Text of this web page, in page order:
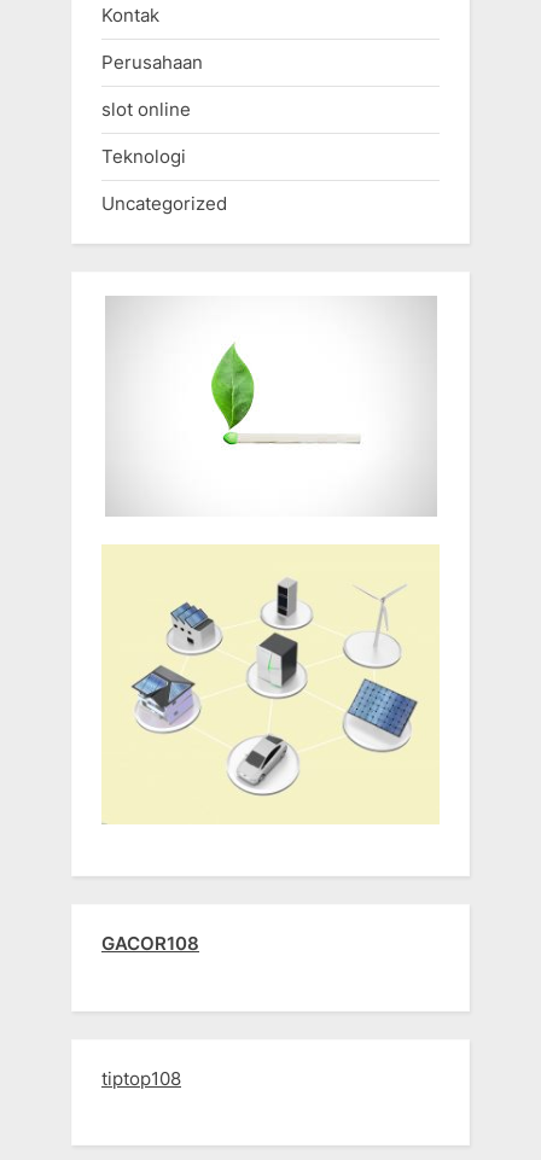
Kontak
Perusahaan
slot online
Teknologi
Uncategorized
GACOR108
tiptop108